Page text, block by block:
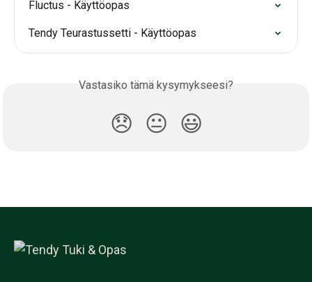
Fluctus - Käyttöopas
Tendy Teurastussetti - Käyttöopas
Vastasiko tämä kysymykseesi?
😞 😐 😃